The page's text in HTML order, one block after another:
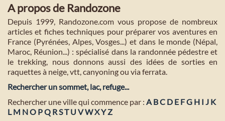
A propos de Randozone
Depuis 1999, Randozone.com vous propose de nombreux
articles et fiches techniques pour préparer vos aventures en
France (Pyrénées, Alpes, Vosges...) et dans le monde (Népal,
Maroc, Réunion...) : spécialisé dans la randonnée pédestre et
le trekking, nous donnons aussi des idées de sorties en
raquettes à neige, vtt, canyoning ou via ferrata.
Rechercher un sommet, lac, refuge...
Rechercher une ville qui commence par : A BC D E FG H I J K
L M NO PQ R ST U VWXY Z